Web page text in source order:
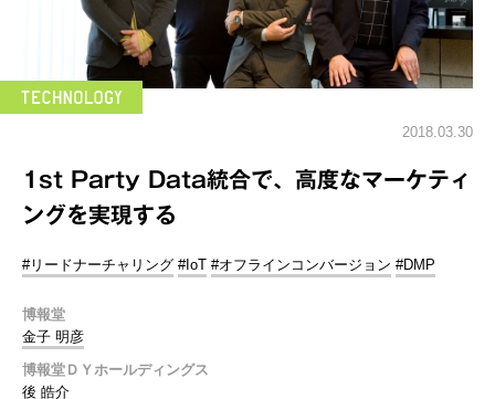
2018.03.30
1st Party Data統合で、高度なマーケティ
ングを実現する
#リードナーチャリング #IoT #オフラインコンバージョン #DMP
博報堂
金子 明彦
博報堂ＤＹホールディングス
後 皓介